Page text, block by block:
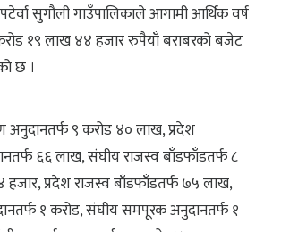
सुगौली गाउँपालिकाले आगामी आर्थिक वर्ष
१९ लाख ४४ हजार रुपैयाँ बराबरको बजेट
छ ।
९ करोड ४० लाख, प्रदेश
६६ लाख, संघीय राजस्व बाँडफाँडतर्फ ८
प्रदेश राजस्व बाँडफाँडतर्फ ७५ लाख,
१ करोड, संघीय समपूरक अनुदानतर्फ १